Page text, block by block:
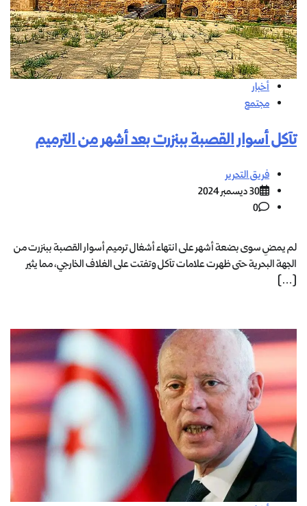
أخبار
مجتمع
تآكل أسوار القصبة ببنزرت بعد أشهر من الترميم
فريق التحرير
30 ديسمبر 2024
0
لم يمضِ سوى بضعة أشهر على انتهاء أشغال ترميم أسوار القصبة ببنزرت من
الجهة البحرية حتى ظهرت علامات تآكل وتفتت على الغلاف الخارجي، مما يثير
[…]